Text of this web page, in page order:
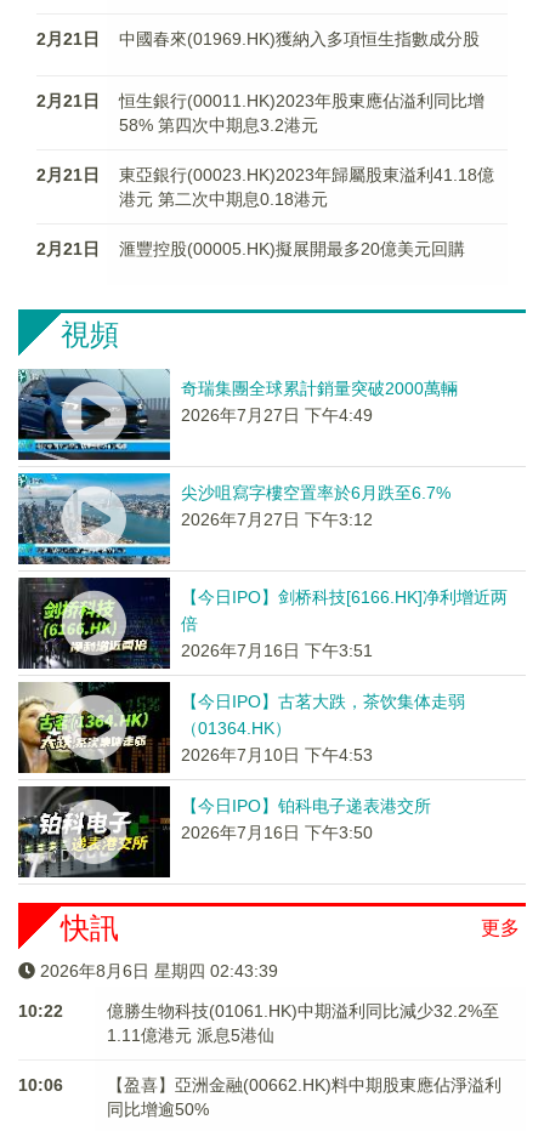
2月21日 中國春來(01969.HK)獲納入多項恒生指數成分股
2月21日
恒生銀行(00011.HK)2023年股東應佔溢利同比增
58% 第四次中期息3.2港元
2月21日
東亞銀行(00023.HK)2023年歸屬股東溢利41.18億
港元 第二次中期息0.18港元
2月21日 滙豐控股(00005.HK)擬展開最多20億美元回購
視頻
奇瑞集團全球累計銷量突破2000萬輛
2026年7月27日 下午4:49
尖沙咀寫字樓空置率於6月跌至6.7%
2026年7月27日 下午3:12
【今日IPO】剑桥科技[6166.HK]净利增近两
倍
2026年7月16日 下午3:51
【今日IPO】古茗大跌，茶饮集体走弱
（01364.HK）
2026年7月10日 下午4:53
【今日IPO】铂科电子递表港交所
2026年7月16日 下午3:50
更多
快訊
2026年8月6日 星期四 02:43:39
10:22
億勝生物科技(01061.HK)中期溢利同比減少32.2%至
1.11億港元 派息5港仙
10:06
【盈喜】亞洲金融(00662.HK)料中期股東應佔淨溢利
同比增逾50%